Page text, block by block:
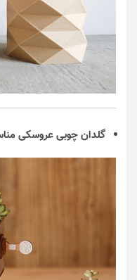
گلدان چوبی عروسکی